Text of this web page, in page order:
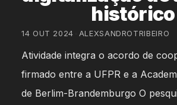
histórico
14 OUT 2024 ALEXSANDROTRIBEIRO
Atividade integra o acordo de
firmado entre a UFPR e a
de Berlim-Brandemburgo O